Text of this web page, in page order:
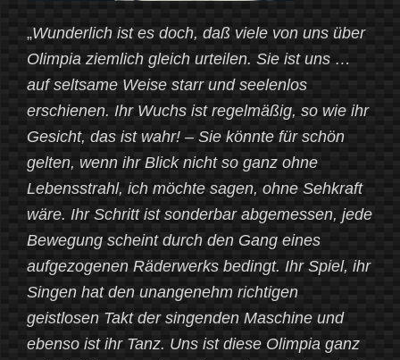
„Wunderlich ist es doch, daß viele von uns über
Olimpia ziemlich gleich urteilen. Sie ist uns …
auf seltsame Weise starr und seelenlos
erschienen. Ihr Wuchs ist regelmäßig, so wie ihr
Gesicht, das ist wahr! – Sie könnte für schön
gelten, wenn ihr Blick nicht so ganz ohne
Lebensstrahl, ich möchte sagen, ohne Sehkraft
wäre. Ihr Schritt ist sonderbar abgemessen, jede
Bewegung scheint durch den Gang eines
aufgezogenen Räderwerks bedingt. Ihr Spiel, ihr
Singen hat den unangenehm richtigen
geistlosen Takt der singenden Maschine und
ebenso ist ihr Tanz. Uns ist diese Olimpia ganz